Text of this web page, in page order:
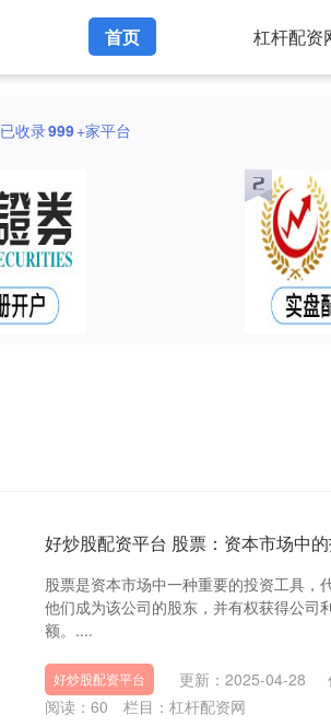
首页 杠杆配资
已收录999+家平台
好炒股配资平台 股票：资本市场中
股票是资本市场中一种重要的投资工具，
他们成为该公司的股东，并有权获得公司
额。....
好炒股配资平台 更新：2025-04-28
阅读： 60 栏目： 杠杆配资网